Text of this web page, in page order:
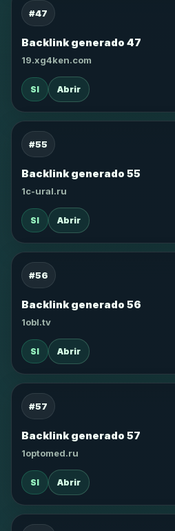
#47
Backlink generado 47
19.xg4ken.com
SI Abrir
#55
Backlink generado 55
1c-ural.ru
SI Abrir
#56
Backlink generado 56
1obl.tv
SI Abrir
#57
Backlink generado 57
1optomed.ru
SI Abrir